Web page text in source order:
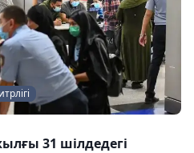
31 шілдедегі